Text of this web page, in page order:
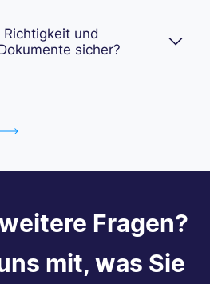
und
sicher?
Fragen?
mit, was Sie